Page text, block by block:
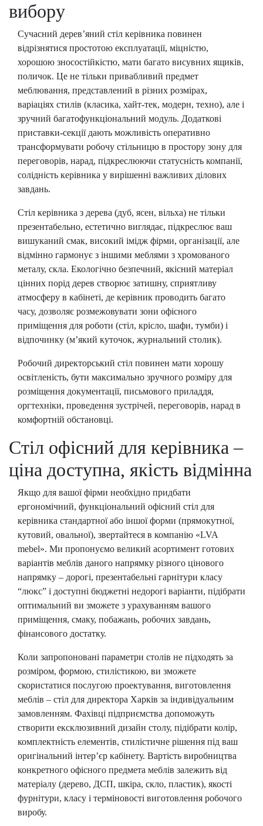
вибору
Сучасний дерев’яний стіл керівника повинен
відрізнятися простотою експлуатації, міцністю,
хорошою зносостійкістю, мати багато висувних ящиків,
поличок. Це не тільки привабливий предмет
меблювання, представлений в різних розмірах,
варіаціях стилів (класика, хайт-тек, модерн, техно), але і
зручний багатофункціональний модуль. Додаткові
приставки-секції дають можливість оперативно
трансформувати робочу стільницю в простору зону для
переговорів, нарад, підкреслюючи статусність компанії,
солідність керівника у вирішенні важливих ділових
завдань.
Стіл керівника з дерева (дуб, ясен, вільха) не тільки
презентабельно, естетично виглядає, підкреслює ваш
вишуканий смак, високий імідж фірми, організації, але
відмінно гармонує з іншими меблями з хромованого
металу, скла. Екологічно безпечний, якісний матеріал
цінних порід дерев створює затишну, сприятливу
атмосферу в кабінеті, де керівник проводить багато
часу, дозволяє розмежовувати зони офісного
приміщення для роботи (стіл, крісло, шафи, тумби) і
відпочинку (м’який куточок, журнальний столик).
Робочий директорський стіл повинен мати хорошу
освітленість, бути максимально зручного розміру для
розміщення документації, письмового приладдя,
оргтехніки, проведення зустрічей, переговорів, нарад в
комфортній обстановці.
Стіл офісний для керівника –
ціна доступна, якість відмінна
Якщо для вашої фірми необхідно придбати
ергономічний, функціональний офісний стіл для
керівника стандартної або іншої форми (прямокутної,
кутовий, овальної), звертайтеся в компанію «LVA
mebel». Ми пропонуємо великий асортимент готових
варіантів меблів даного напрямку різного цінового
напрямку – дорогі, презентабельні гарнітури класу
“люкс” і доступні бюджетні недорогі варіанти, підібрати
оптимальний ви зможете з урахуванням вашого
приміщення, смаку, побажань, робочих завдань,
фінансового достатку.
Коли запропоновані параметри столів не підходять за
розміром, формою, стилістикою, ви зможете
скористатися послугою проектування, виготовлення
меблів – стіл для директора Харків за індивідуальним
замовленням. Фахівці підприємства допоможуть
створити ексклюзивний дизайн столу, підібрати колір,
комплектність елементів, стилістичне рішення під ваш
оригінальний інтер’єр кабінету. Вартість виробництва
конкретного офісного предмета меблів залежить від
матеріалу (дерево, ДСП, шкіра, скло, пластик), якості
фурнітури, класу і терміновості виготовлення робочого
виробу.